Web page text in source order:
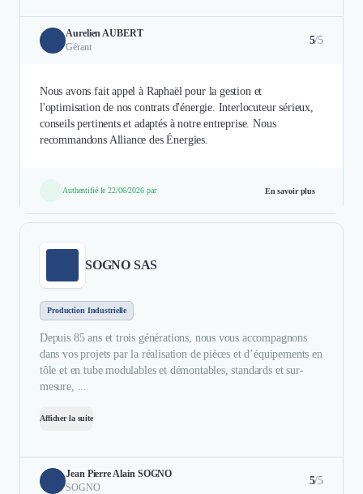
Aurelien AUBERT
Gérant
5/5
Nous avons fait appel à Raphaël pour la gestion et
l'optimisation de nos contrats d'énergie. Interlocuteur sérieux,
conseils pertinents et adaptés à notre entreprise. Nous
recommandons Alliance des Énergies.
Authentifié le 22/06/2026 par En savoir plus
SOGNO SAS
Production Industrielle
Depuis 85 ans et trois générations, nous vous accompagnons
dans vos projets par la réalisation de pièces et d’équipements en
tôle et en tube modulables et démontables, standards et sur-
mesure, ...
Afficher la suite
Jean Pierre Alain SOGNO
SOGNO
5/5